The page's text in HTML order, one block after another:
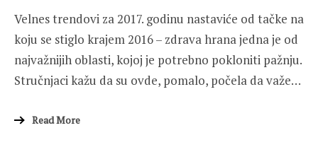
Velnes trendovi za 2017. godinu nastaviće od tačke na
koju se stiglo krajem 2016 – zdrava hrana jedna je od
najvažnijih oblasti, kojoj je potrebno pokloniti pažnju.
Stručnjaci kažu da su ovde, pomalo, počela da važe…
Read More